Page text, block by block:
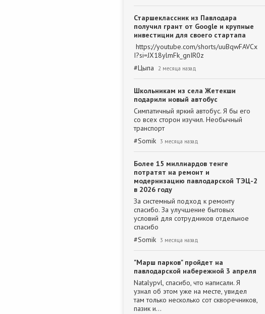
Старшеклассник из Павлодара
получил грант от Google и крупные
инвестиции для своего стартапа
https://youtube.com/shorts/uuBqwFAVCx
I?si=JX18ylmFk_gnIR0z
#Цыпа 2 месяца назад
Школьникам из села Жетекши
подарили новый автобус
Симпатичный яркий автобус. Я бы его
со всех сторон изучил. Необычный
транспорт
#Somik 3 месяца назад
Более 15 миллиардов тенге
потратят на ремонт и
модернизацию павлодарской ТЭЦ-2
в 2026 году
За системный подход к ремонту
спасибо. За улучшение бытовых
условий для сотрудников отдельное
спасибо
#Somik 3 месяца назад
"Марш парков" пройдет на
павлодарской набережной 3 апреля
Natalypvl, спасибо, что написали. Я
узнал об этом уже на месте, увидел
там только несколько сот скворечников,
пазик и…